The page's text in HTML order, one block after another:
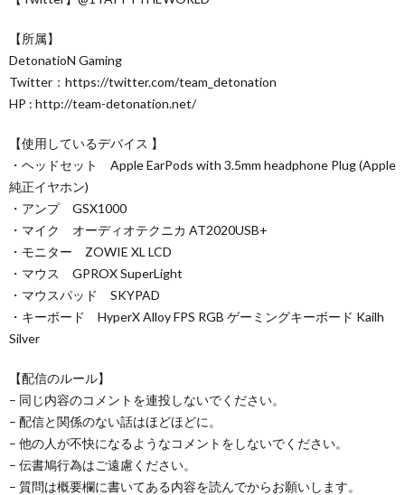
【所属】
DetonatioN Gaming
Twitter：https://twitter.com/team_detonation
HP : http://team-detonation.net/
【使用しているデバイス 】
・ヘッドセット Apple EarPods with 3.5mm headphone Plug (Apple
純正イヤホン)
・アンプ GSX1000
・マイク オーディオテクニカ AT2020USB+
・モニター ZOWIE XL LCD
・マウス GPROX SuperLight
・マウスパッド SKYPAD
・キーボード HyperX Alloy FPS RGB ゲーミングキーボード Kailh
Silver
【配信のルール】
– 同じ内容のコメントを連投しないでください。
– 配信と関係のない話はほどほどに。
– 他の人が不快になるようなコメントをしないでください。
– 伝書鳩行為はご遠慮ください。
– 質問は概要欄に書いてある内容を読んでからお願いします。